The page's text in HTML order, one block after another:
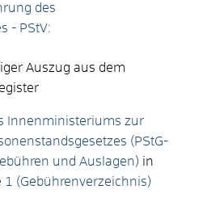
des
- PStV:
Auszug aus dem
Innenministeriums zur
(PStG-
und Auslagen) in
1 (Gebührenverzeichnis)